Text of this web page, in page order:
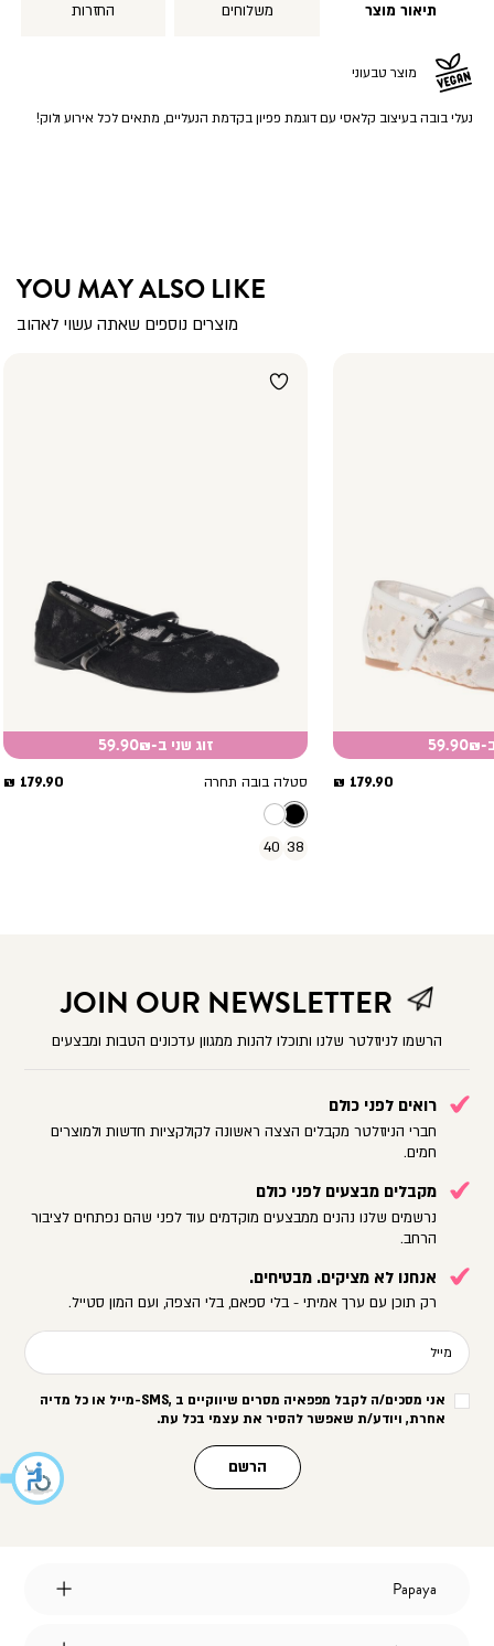
תיאור מוצר משלוחים החזרות
מוצר טבעוני
נעלי בובה בעיצוב קלאסי עם דוגמת פפיון בקדמת הנעליים, מתאים לכל אירוע ולוק!
YOU MAY ALSO LIKE
מוצרים נוספים שאתה עשוי לאהוב
מחיר
179.90 ₪
זוג שני ב-59.90₪
סטלה בובה תחרה
מחיר
179.90 ₪
38
40
JOIN OUR NEWSLETTER
הרשמו לניוזלטר שלנו ותוכלו להנות ממגוון עדכונים הטבות ומבצעים
רואים לפני כולם
חברי הניוזלטר מקבלים הצצה ראשונה לקולקציות חדשות ולמוצרים
חמים.
מקבלים מבצעים לפני כולם
נרשמים שלנו נהנים ממבצעים מוקדמים עוד לפני שהם נפתחים לציבור
הרחב.
אנחנו לא מציקים. מבטיחים.
רק תוכן עם ערך אמיתי - בלי ספאם, בלי הצפה, ועם המון סטייל.
מייל
אני מסכים/ה לקבל מפפאיה מסרים שיווקיים ב -SMS,מייל או כל מדיה
אחרת, ויודע/ת שאפשר להסיר את עצמי בכל עת.
הרשם
Papaya
Papaya